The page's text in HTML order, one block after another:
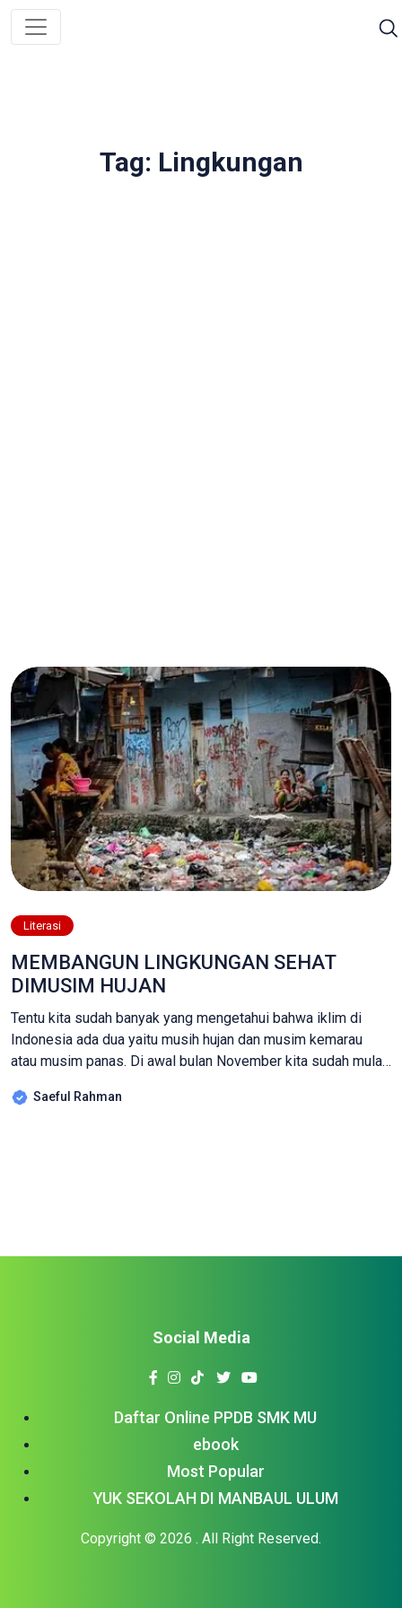
Tag: Lingkungan
Literasi
MEMBANGUN LINGKUNGAN SEHAT
DIMUSIM HUJAN
Tentu kita sudah banyak yang mengetahui bahwa iklim di
Indonesia ada dua yaitu musih hujan dan musim kemarau
atau musim panas. Di awal bulan November kita sudah mulai
akan ada rasa gembira bagi kita setelah enam bulan
Saeful Rahman
Daftar Online PPDB SMK MU
ebook
Most Popular
YUK SEKOLAH DI MANBAUL ULUM
Copyright © 2026 . All Right Reserved.
Social Media